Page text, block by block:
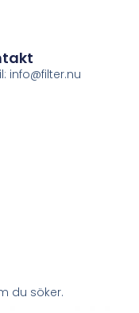
du söker.
info@filter.nu